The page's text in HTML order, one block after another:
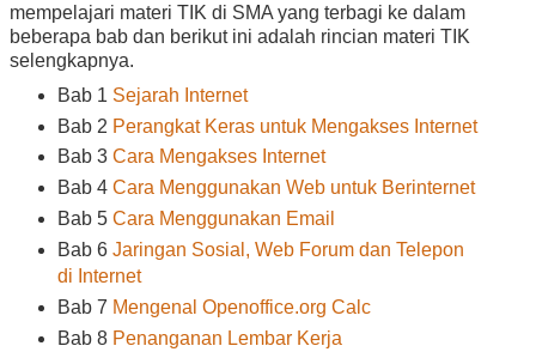
mempelajari materi TIK di SMA yang terbagi ke dalam
beberapa bab dan berikut ini adalah rincian materi TIK
selengkapnya.
Bab 1 Sejarah Internet
Bab 2 Perangkat Keras untuk Mengakses Internet
Bab 3 Cara Mengakses Internet
Bab 4 Cara Menggunakan Web untuk Berinternet
Bab 5 Cara Menggunakan Email
Bab 6 Jaringan Sosial, Web Forum dan Telepon
di Internet
Bab 7 Mengenal Openoffice.org Calc
Bab 8 Penanganan Lembar Kerja